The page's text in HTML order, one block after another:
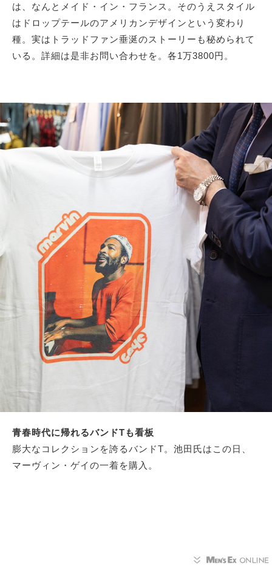
は、なんとメイド・イン・フランス。そのうえスタイル
はドロップテールのアメリカンデザインという変わり
種。実はトラッドファン垂涎のストーリーも秘められて
いる。詳細は是非お問い合わせを。各1万3800円。
青春時代に帰れるバンドTも看板
膨大なコレクションを誇るバンドT。池田氏はこの日、
マーヴィン・ゲイの一着を購入。